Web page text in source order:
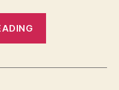
diserang,